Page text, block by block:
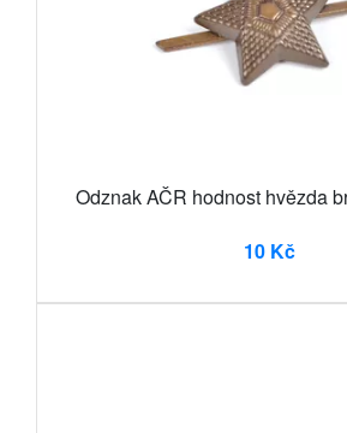
Odznak AČR hodnost hvězda
10 Kč